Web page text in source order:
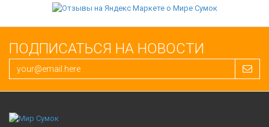
ПОДПИСАТЬСЯ НА НОВОСТИ